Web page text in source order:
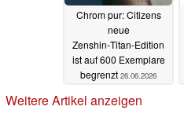
Chrom pur: Citizens
neue
Zenshin‑Titan‑Edition
ist auf 600 Exemplare
begrenzt 26.06.2026
Weitere Artikel anzeigen